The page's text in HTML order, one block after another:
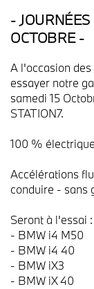
-
OCTOBRE -
A l'occasion
essayer notre
samedi 15
STATION7.
100 %
Accélérations
conduire - sans
Seront à l'essai :
- BMW i4 M50
- BMW i4 40
- BMW iX3
- BMW iX 40